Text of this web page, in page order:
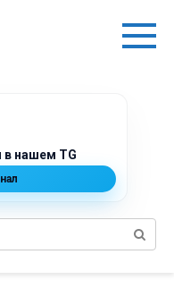
в нашем TG